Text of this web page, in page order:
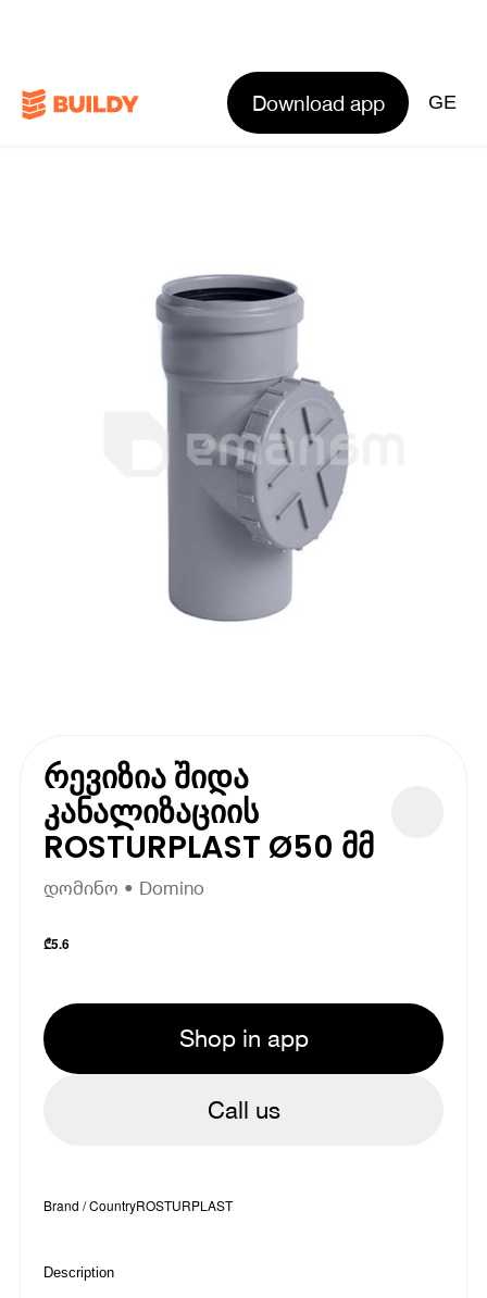
Download app GE
რევიზია შიდა
კანალიზაციის
ROSTURPLAST Ø50 მმ
დომინო • Domino
₾5.6
Shop in app
Call us
Brand / CountryROSTURPLAST
Description